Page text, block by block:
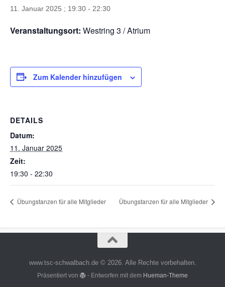
11. Januar 2025 ; 19:30 - 22:30
Veranstaltungsort: Westring 3 / Atrium
Zum Kalender hinzufügen
DETAILS
Datum:
11. Januar 2025
Zeit:
19:30 - 22:30
Übungstanzen für alle Mitglieder Übungstanzen für alle Mitglieder
www.tsc-schwalbach.de © 2026. Alle Rechte vorbehalten.
Präsentiert von - Entworfen mit dem Hueman-Theme